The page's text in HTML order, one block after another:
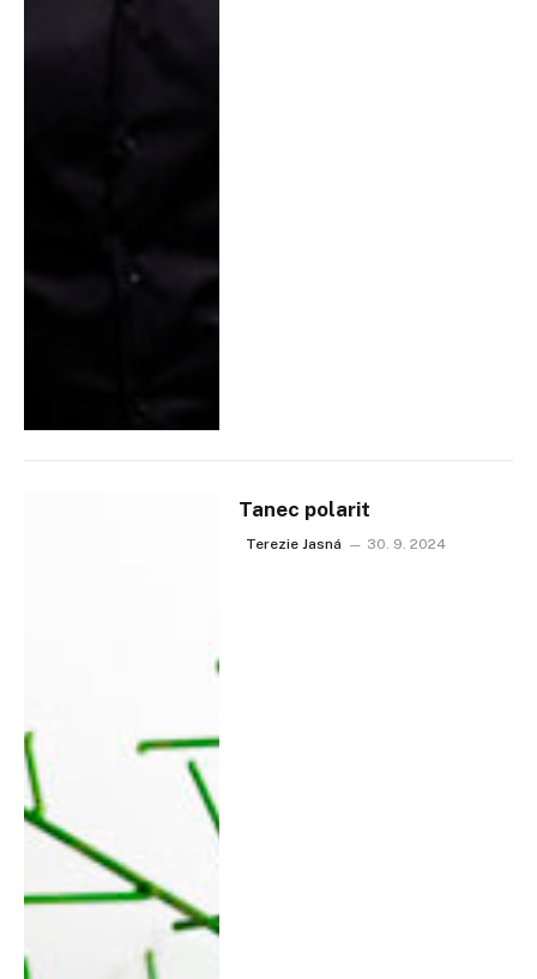
Tanec polarit
Terezie Jasná 30. 9. 2024